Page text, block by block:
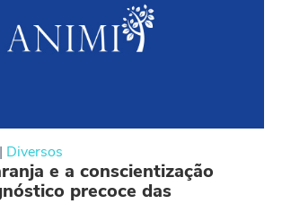
| Diversos
e a conscientização
precoce das